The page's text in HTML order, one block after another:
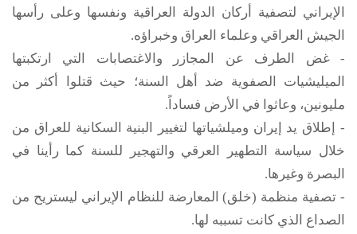
الإيراني لتصفية أركان الدولة العراقية ونفسها وعلى رأسها
الجيش العراقي وعلماء العراق وخبراؤه.
- غض الطرف عن المجازر والاغتصابات التي ارتكبتها
الميليشيات الصفوية ضد أهل السنة؛ حيث قتلوا أكثر من
مليونين، وعاثوا في الأرض فساداً.
- إطلاق يد إيران وميلشياتها لتغيير البنية السكانية للعراق من
خلال سياسة التطهير العرقي والتهجير للسنة كما رأينا في
البصرة وغيرها.
- تصفية منظمة (خلق) المعارضة للنظام الإيراني ليستريح من
الصداع الذي كانت تسببه لها.